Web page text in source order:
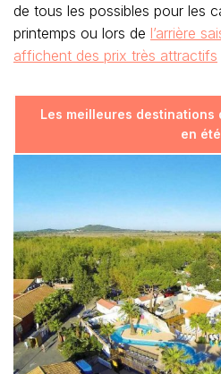
de tous les possibles pour les
printemps ou lors de l’arrière
affichent des prix très attractifs
Les meilleures destinations
en été